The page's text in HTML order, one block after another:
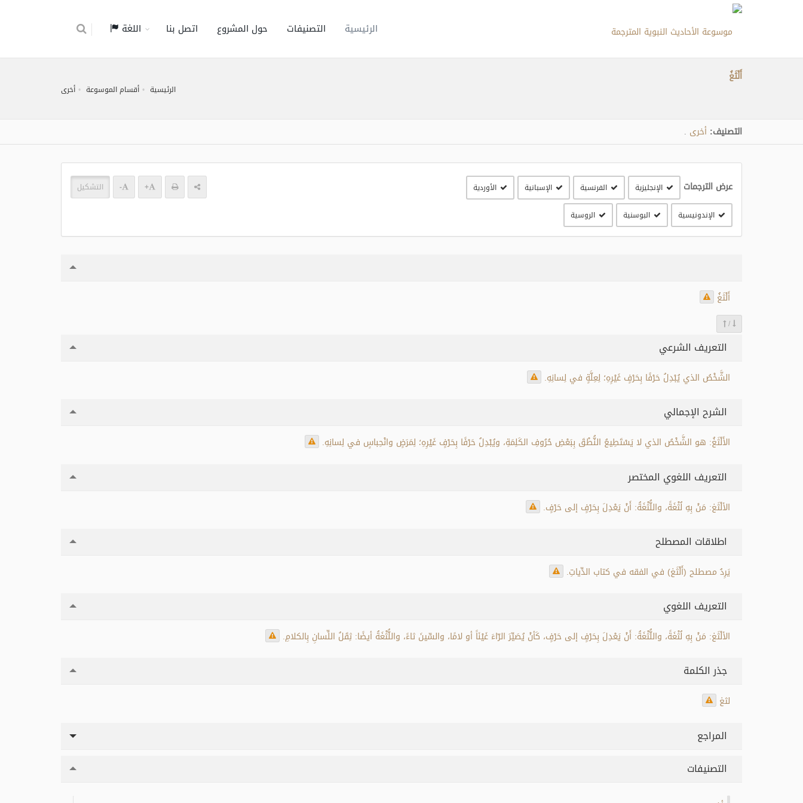
الرئيسية التصنيفات حول المشروع اتصل بنا اللغة
أَلْثَغُ
الرئيسية أقسام الموسوعة أخرى
التصنيف: أخرى
عرض الترجمات الإنجليزية الفرنسية الإسبانية الأوردية
الإندونيسية البوسنية الروسية
+
- التشكيل
أَلْثَغُ
/
التعريف الشرعي
الشَّخْصُ الذي يُبْدِلُ حَرْفًا بِحَرْفٍ غَيْرِهِ؛ لِعِلَّةٍ في لِسانِهِ.
الشرح الإجمالي
الأَلْثَغُ: هو الشَّخْصُ الذي لا يَسْتَطِيعُ النُّطْقَ بِبَعْضِ حُرُوفِ الكَلِمَةِ، ويُبْدِلُ حَرْفًا بِحَرْفٍ غَيْرِهِ؛ لِمَرَضٍ وانْحِباسٍ في لِسانِهِ.
التعريف اللغوي المختصر
الألْثَغ: مَنْ بِهِ لُثْغَةً، واللُّثْغَةُ: أَنْ يَعْدِلَ بِحَرْفٍ إلى حَرْفٍ.
اطلاقات المصطلح
يَرِدُ مصطلح (أَلْثَغ) في الفقه في كتاب الدِّياتِ.
التعريف اللغوي
الألْثَغ: مَنْ بِهِ لُثْغَةً، واللُّثْغَةُ: أَنْ يَعْدِلَ بِحَرْفٍ إلى حَرْفٍ، كَأنْ يُصَيِّرَ الرّاءَ غَيْنَاً أو لامًا، والسِّينَ ثاءً، واللُّثْغَةُ أيضًا: ثِقَلُ اللِّسانِ بِالكلامِ.
جذر الكلمة
لثغ
المراجع
التصنيفات